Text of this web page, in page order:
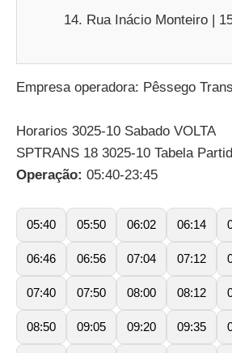
Rua Inácio Monteiro |
Empresa operadora: Pêssego
Horarios 3025-10 Sabado VOLTA
SPTRANS 18 3025-10 Tabela
Operação: 05:40-23:45
05:40 05:50 06:02 06:14
06:46 06:56 07:04 07:12
07:40 07:50 08:00 08:12
08:50 09:05 09:20 09:35